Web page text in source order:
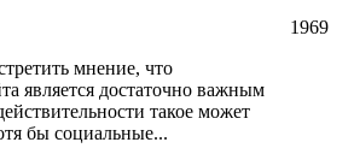
мнение, что
является достаточно важным
такое может
бы социальные...
1969